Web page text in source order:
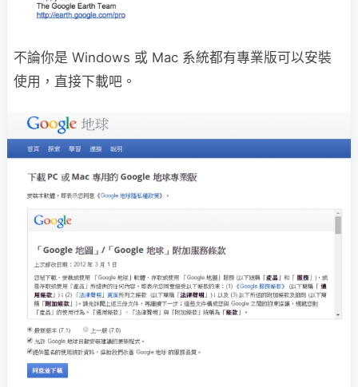
不論你是 Windows 或 Mac 系統都有專業版可以安裝
使用，直接下載吧。